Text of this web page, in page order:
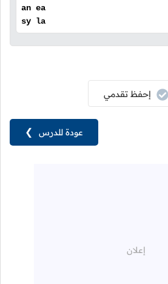
an ea
sy la
عودة للدرس ❯
إحفظ تقدمي